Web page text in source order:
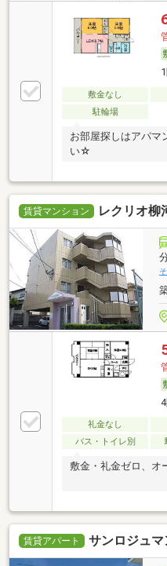
敷金なし
駐輪場
お部屋探しはアパマ
い☆
賃貸マンション レクリオ柳
礼金なし
バス・トイレ別
敷金・礼金ゼロ、オ
賃貸アパート サンロジュマ